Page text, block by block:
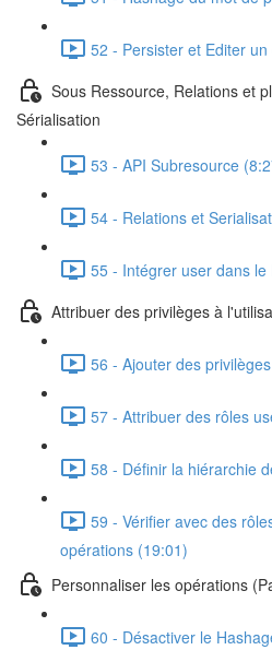
52 - Persister et Editer
Sous Ressource, Relations et
Sérialisation
53 - API Subresource
54 - Relations et
55 - Intégrer user dans le
Attribuer des privilèges à
56 - Ajouter des
57 - Attribuer des rôles
58 - Définir la hiérarchie
59 - Vérifier avec des
opérations (19:01)
Personnaliser les opérations
60 - Désactiver le